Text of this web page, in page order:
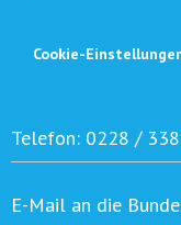
Cookie-
Telefon: 0228 /
E-Mail an die